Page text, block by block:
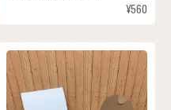
¥560